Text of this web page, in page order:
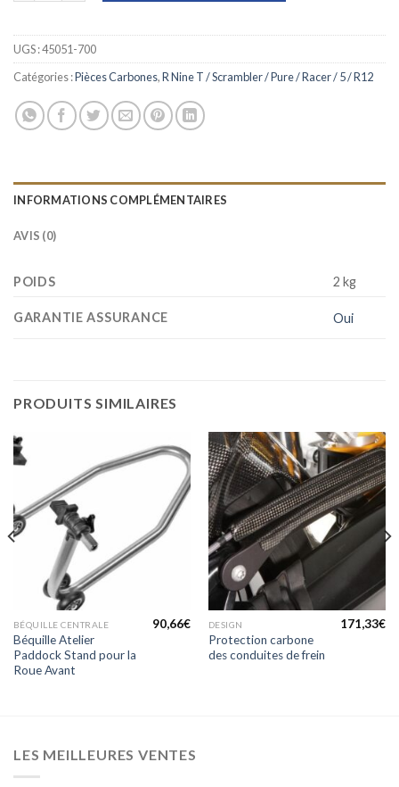
UGS :45051-700
Catégories :Pièces Carbones,R Nine T / Scrambler / Pure / Racer / 5 / R12
INFORMATIONS COMPLÉMENTAIRES
AVIS (0)
POIDS 2 kg
GARANTIE ASSURANCE Oui
PRODUITS SIMILAIRES
BÉQUILLE CENTRALE
Béquille Atelier
Paddock Stand pour la
Roue Avant
90,66€ DESIGN
Protection carbone
des conduites de frein
171,33€
LES MEILLEURES VENTES